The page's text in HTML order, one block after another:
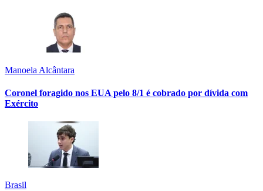
Manoela Alcântara
Coronel foragido nos EUA pelo 8/1 é cobrado por dívida com
Exército
Brasil